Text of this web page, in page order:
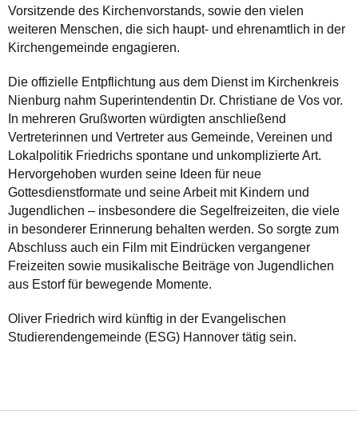
Vorsitzende des Kirchenvorstands, sowie den vielen
weiteren Menschen, die sich haupt- und ehrenamtlich in der
Kirchengemeinde engagieren.
Die offizielle Entpflichtung aus dem Dienst im Kirchenkreis
Nienburg nahm Superintendentin Dr. Christiane de Vos vor.
In mehreren Grußworten würdigten anschließend
Vertreterinnen und Vertreter aus Gemeinde, Vereinen und
Lokalpolitik Friedrichs spontane und unkomplizierte Art.
Hervorgehoben wurden seine Ideen für neue
Gottesdienstformate und seine Arbeit mit Kindern und
Jugendlichen – insbesondere die Segelfreizeiten, die viele
in besonderer Erinnerung behalten werden. So sorgte zum
Abschluss auch ein Film mit Eindrücken vergangener
Freizeiten sowie musikalische Beiträge von Jugendlichen
aus Estorf für bewegende Momente.
Oliver Friedrich wird künftig in der Evangelischen
Studierendengemeinde (ESG) Hannover tätig sein.